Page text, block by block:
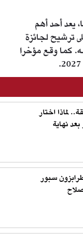
من العمر 32 عاما، يعد أحد أهم
ترشيح لجائزة
كما وقع مؤخرا
لماذا اختار
نهاية
طرابزون سبور